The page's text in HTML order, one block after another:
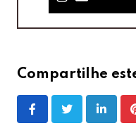
Compartilhe